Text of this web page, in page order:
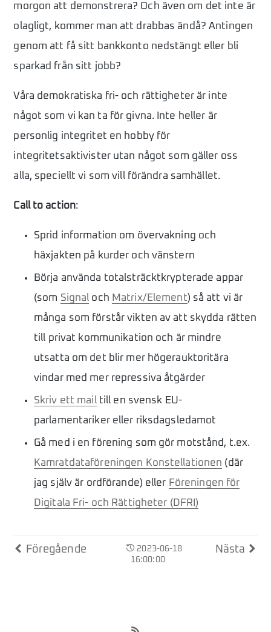
morgon att demonstrera? Och även om det inte är
olagligt, kommer man att drabbas ändå? Antingen
genom att få sitt bankkonto nedstängt eller bli
sparkad från sitt jobb?
Våra demokratiska fri- och rättigheter är inte
något som vi kan ta för givna. Inte heller är
personlig integritet en hobby för
integritetsaktivister utan något som gäller oss
alla, speciellt vi som vill förändra samhället.
Call to action:
Sprid information om övervakning och
häxjakten på kurder och vänstern
Börja använda totalsträcktkrypterade appar
(som Signal och Matrix/Element) så att vi är
många som förstår vikten av att skydda rätten
till privat kommunikation och är mindre
utsatta om det blir mer högerauktoritära
vindar med mer repressiva åtgärder
Skriv ett mailtill en svensk EU-
parlamentariker eller riksdagsledamot
Gå med i en förening som gör motstånd, t.ex.
Kamratdataföreningen Konstellationen (där
jag själv är ordförande) eller Föreningen för
Digitala Fri- och Rättigheter (DFRI)
Föregående
2023-06-18
16:00:00
Nästa